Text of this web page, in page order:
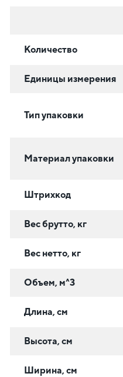
Количество
Единицы измерения
Тип упаковки
Материал упаковки
Штрихкод
Вес брутто, кг
Вес нетто, кг
Объем, м^3
Длина, см
Высота, см
Ширина, см